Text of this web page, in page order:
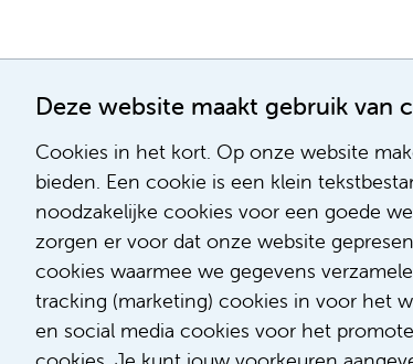
Deze website maakt gebruik van
Cookies in het kort. Op onze website
bieden. Een cookie is een klein
noodzakelijke cookies voor een goede
zorgen er voor dat onze website
cookies waarmee we gegevens
tracking (marketing) cookies in voor het
en social media cookies voor het